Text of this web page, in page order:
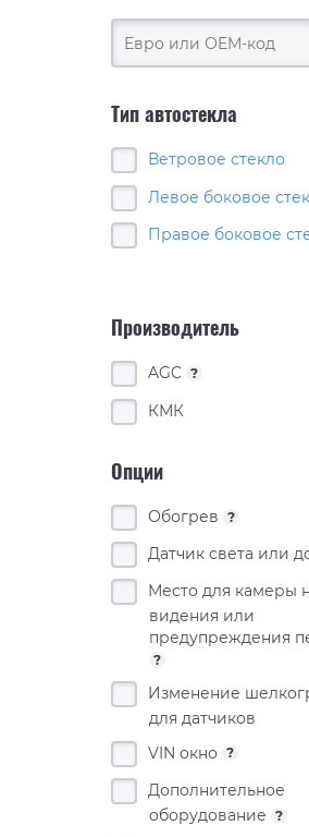
Тип автостекла
Ветровое стекло
Левое боковое
Правое боковое
Производитель
AGC ?
КМК
Опции
Обогрев ?
Датчик света или
Место для камеры
видения или
предупреждения
?
Изменение
для датчиков
VIN окно ?
Дополнительное
оборудование ?